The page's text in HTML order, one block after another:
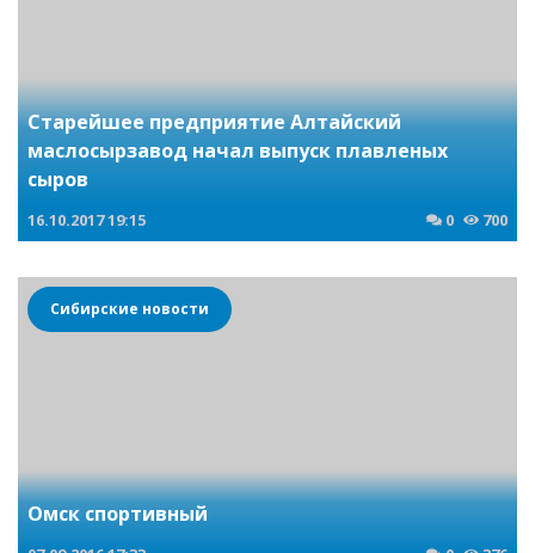
Старейшее предприятие Алтайский
маслосырзавод начал выпуск плавленых
сыров
16.10.201719:15 0 700
Сибирские новости
Омск спортивный